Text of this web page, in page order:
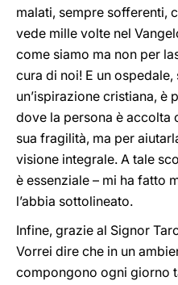
malati, sempre sofferenti,
vede mille volte nel
come siamo ma non per
cura di noi! E un ospedale,
un’ispirazione cristiana, è
dove la persona è accolta
sua fragilità, ma per
visione integrale. A tale
è essenziale – mi ha fatto
l’abbia sottolineato.
Infine, grazie al Signor
Vorrei dire che in un
compongono ogni giorno